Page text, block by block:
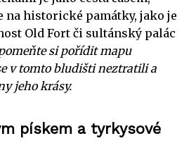
na historické památky, jako je
Old Fort či sultánský palác
si pořídit mapu
v tomto bludišti neztratili a
jeho krásy.
pískem a tyrkysové